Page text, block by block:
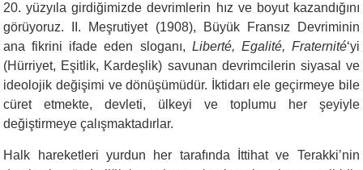
20. yüzyıla girdiğimizde devrimlerin hız ve boyut kazandığını
görüyoruz. II. Meşrutiyet (1908), Büyük Fransız Devriminin
ana fikrini ifade eden sloganı, Liberté, Egalité, Fraternité‘yi
(Hürriyet, Eşitlik, Kardeşlik) savunan devrimcilerin siyasal ve
ideolojik değişimi ve dönüşümüdür. İktidarı ele geçirmeye bile
cüret etmekte, devleti, ülkeyi ve toplumu her şeyiyle
değiştirmeye çalışmaktadırlar.
Halk hareketleri yurdun her tarafında İttihat ve Terakki’nin